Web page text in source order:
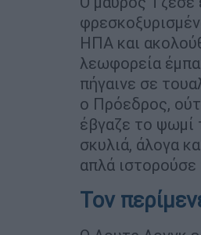
ΗΠΑ και
λεωφορεία
πήγαινε σε
ο Πρόεδρος,
έβγαζε το ψωμί
σκυλιά, άλογα
απλά
Τον